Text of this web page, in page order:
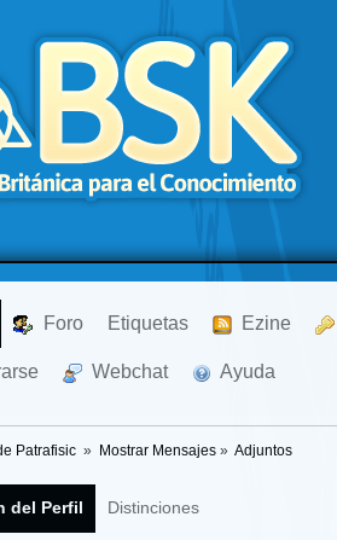
Foro Etiquetas Ezine
Webchat Ayuda
Patrafisic » Mostrar Mensajes» Adjuntos
del Perfil Distinciones